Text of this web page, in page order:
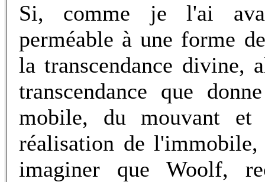
Si, comme je l'ai
perméable à une forme
la transcendance divine,
transcendance que
mobile, du mouvant
réalisation de
imaginer que Woolf,